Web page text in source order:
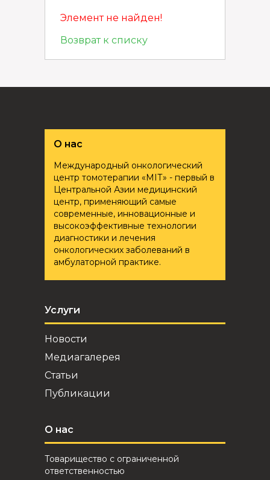
Элемент не найден!
Возврат к списку
О нас
Международный онкологический
центр томотерапии «ҮМІТ» - первый в
Центральной Азии медицинский
центр, применяющий самые
современные, инновационные и
высокоэффективные технологии
диагностики и лечения
онкологических заболеваний в
амбулаторной практике.
Услуги
Новости
Медиагалерея
Статьи
Публикации
О нас
Товарищество с ограниченной
ответственностью